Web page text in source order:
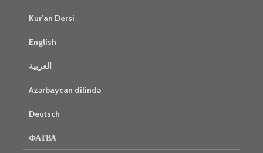
Kur’an Dersi
English
العربية
Azərbaycan dilində
Deutsch
ФАТВА